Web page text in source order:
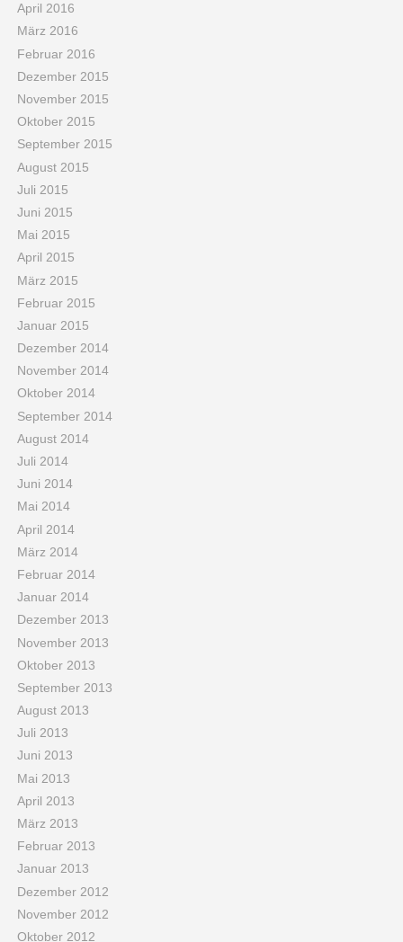
April 2016
März 2016
Februar 2016
Dezember 2015
November 2015
Oktober 2015
September 2015
August 2015
Juli 2015
Juni 2015
Mai 2015
April 2015
März 2015
Februar 2015
Januar 2015
Dezember 2014
November 2014
Oktober 2014
September 2014
August 2014
Juli 2014
Juni 2014
Mai 2014
April 2014
März 2014
Februar 2014
Januar 2014
Dezember 2013
November 2013
Oktober 2013
September 2013
August 2013
Juli 2013
Juni 2013
Mai 2013
April 2013
März 2013
Februar 2013
Januar 2013
Dezember 2012
November 2012
Oktober 2012